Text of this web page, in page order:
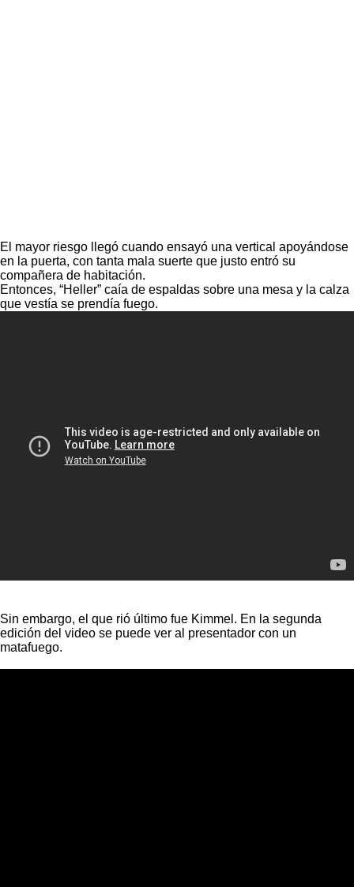
El mayor riesgo llegó cuando ensayó una vertical apoyándose
en la puerta, con tanta mala suerte que justo entró su
compañera de habitación.
Entonces, “Heller” caía de espaldas sobre una mesa y la calza
que vestía se prendía fuego.
Sin embargo, el que rió último fue Kimmel. En la segunda
edición del video se puede ver al presentador con un
matafuego.